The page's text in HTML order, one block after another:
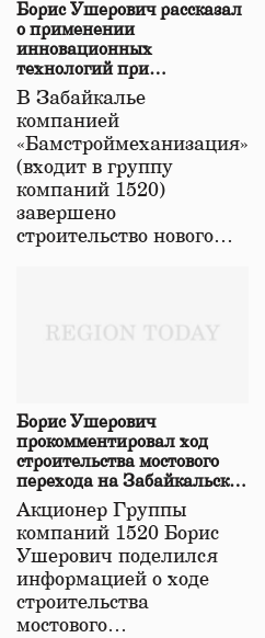
Борис Ушерович рассказал
о применении
инновационных
технологий при
строительстве нового моста
в Забайкалье
В Забайкалье
компанией
«Бамстроймеханизация»
(входит в группу
компаний 1520)
завершено
строительство нового…
Борис Ушерович
прокомментировал ход
строительства мостового
перехода на Забайкальской
железной дороге
Акционер Группы
компаний 1520 Борис
Ушерович поделился
информацией о ходе
строительства
мостового…